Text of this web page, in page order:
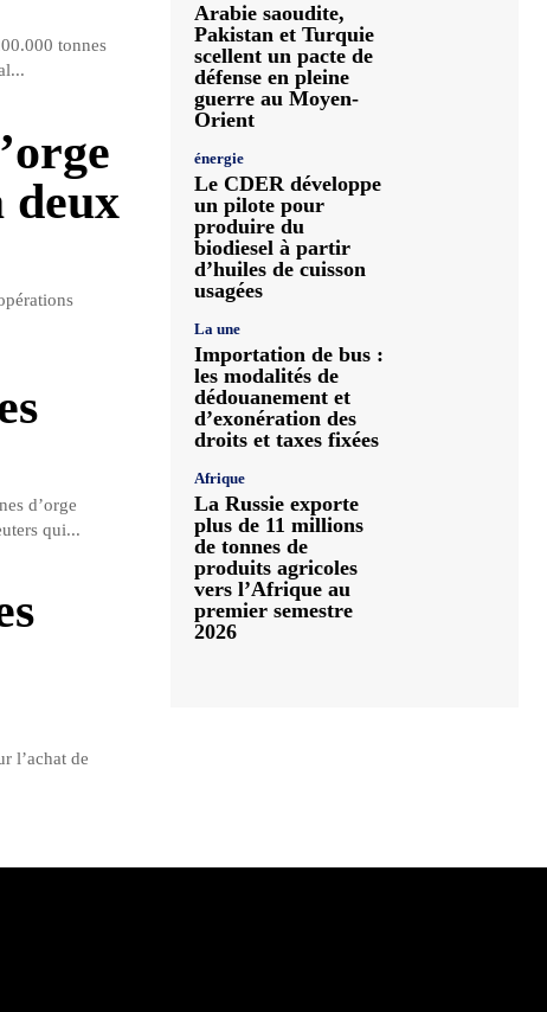
tonnes
deux
d’orge
qui...
l’achat de
Arabie saoudite,
Pakistan et Turquie
scellent un pacte de
défense en pleine
guerre au Moyen-
Orient
énergie
Le CDER développe
un pilote pour
produire du
biodiesel à partir
d’huiles de cuisson
usagées
La une
Importation de bus :
les modalités de
dédouanement et
d’exonération des
droits et taxes fixées
Afrique
La Russie exporte
plus de 11 millions
de tonnes de
produits agricoles
vers l’Afrique au
premier semestre
2026